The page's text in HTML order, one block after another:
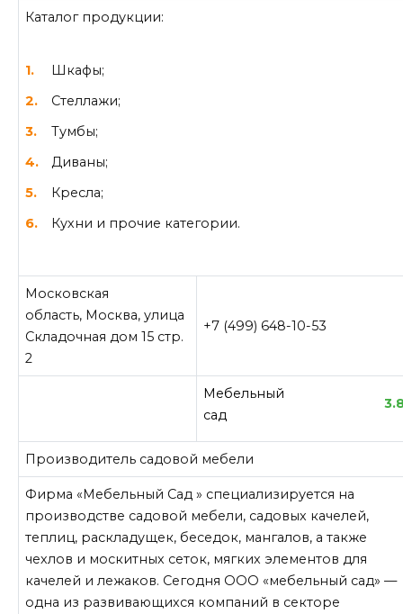
Каталог продукции:
Шкафы;
Стеллажи;
Тумбы;
Диваны;
Кресла;
Кухни и прочие категории.
Московская
область, Москва, улица
Складочная дом 15 стр.
2
+7 (499) 648-10-53
Мебельный
сад
Производитель садовой мебели
Фирма «Мебельный Сад » специализируется на
производстве садовой мебели, садовых качелей,
теплиц, раскладущек, беседок, мангалов, а также
чехлов и москитных сеток, мягких элементов для
качелей и лежаков. Сегодня ООО «мебельный сад» —
одна из развивающихся компаний в секторе